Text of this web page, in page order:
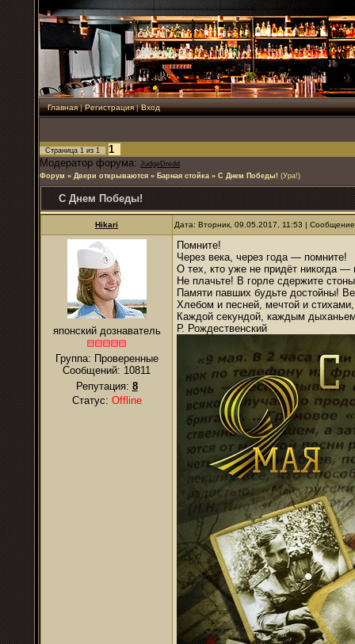
Главная|Регистрация|Вход
Страница 1 из 1
1
Модератор форума: JudgeDredd
Форум » Двери открываются » Барная стойка » С Днем Победы! (Ура!)
С Днем Победы!
Hikari Дата: Вторник, 09.05.2017, 11:53 |
японский дознаватель
Группа: Проверенные
Сообщений: 10811
Репутация: 8
Статус: Offline
Помните!
Через века, через года — помните!
О тех, кто уже не придёт никогда —
Не плачьте! В горле сдержите
Памяти павших будьте достойны!
Хлебом и песней, мечтой и
Каждой секундой, каждым
Р. Рождественский